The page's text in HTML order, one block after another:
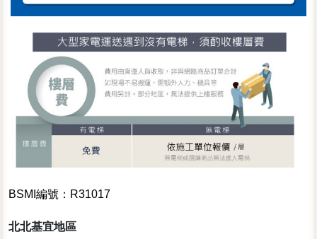
BSMI編號：R31017
北北基宜地區